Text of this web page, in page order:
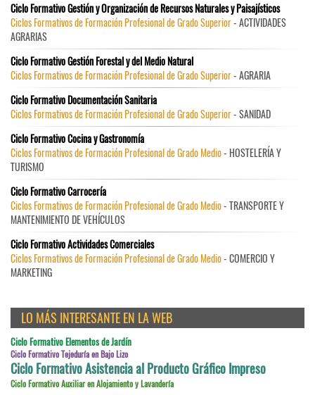
Ciclo Formativo Gestión y Organización de Recursos Naturales y Paisajísticos
Ciclos Formativos de Formación Profesional de Grado Superior- ACTIVIDADES
AGRARIAS
Ciclo Formativo Gestión Forestal y del Medio Natural
Ciclos Formativos de Formación Profesional de Grado Superior- AGRARIA
Ciclo Formativo Documentación Sanitaria
Ciclos Formativos de Formación Profesional de Grado Superior- SANIDAD
Ciclo Formativo Cocina y Gastronomía
Ciclos Formativos de Formación Profesional de Grado Medio- HOSTELERÍA Y
TURISMO
Ciclo Formativo Carrocería
Ciclos Formativos de Formación Profesional de Grado Medio- TRANSPORTE Y
MANTENIMIENTO DE VEHÍCULOS
Ciclo Formativo Actividades Comerciales
Ciclos Formativos de Formación Profesional de Grado Medio- COMERCIO Y
MARKETING
LO MÁS INTERESANTE EN LA WEB
Ciclo Formativo Elementos de Jardín
Ciclo Formativo Tejeduría en Bajo Lizo
Ciclo Formativo Asistencia al Producto Gráfico Impreso
Ciclo Formativo Auxiliar en Alojamiento y Lavandería